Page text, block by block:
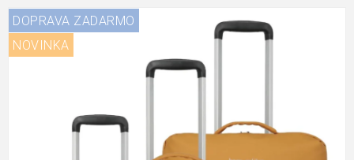
DOPRAVA ZADARMO
NOVINKA